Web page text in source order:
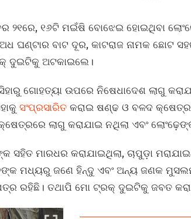
୨୧ରେ, ୧୬ଟି ମଇଁଷି ବୋଝେଇ ହୋଇଥିବା
ଅଧ ଘଣ୍ଟାର ବାଟ ଦୂର, କାଟରାଜ ନାମକ ଛୋଟ
ଦୁଇଟିକୁ ଅଟକାଇଲେ।
ଗୋହତ୍ୟା ଉପରେ ନିଷେଧାଦେଶ ଲାଗୁ
ସଂପ୍ରସାରିତ କରାଇ ଷଣ୍ଢ ଓ ବଳଦ
ଲାଗୁ କରାଯାଇ ନଥିଲା ଏବଂ
ମାରଧର କରାଯାଇଥିଲା, ଚାପୁଡ଼ା
ମଧ୍ୟରୁ ଜଣେ ହିନ୍ଦୁ ଏବଂ ଅନ୍ୟ ଜଣକ
ରହିଛି। ତଥାପି ମୋ ଟ୍ରକ୍‌ ଦୁଇଟିକୁ ଜବତ